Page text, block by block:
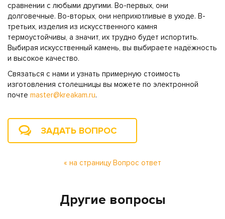
сравнении с любыми другими. Во-первых, они
долговечные. Во-вторых, они неприхотливые в уходе. В-
третьих, изделия из искусственного камня
термоустойчивы, а значит, их трудно будет испортить.
Выбирая искусственный камень, вы выбираете надёжность
и высокое качество.
Связаться с нами и узнать примерную стоимость
изготовления столешницы вы можете по электронной
почте master@kreakam.ru.
ЗАДАТЬ ВОПРОС
« на страницу Вопрос ответ
Другие вопросы